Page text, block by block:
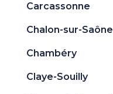
Carcassonne
Chalon-sur-Saône
Chambéry
Claye-Souilly